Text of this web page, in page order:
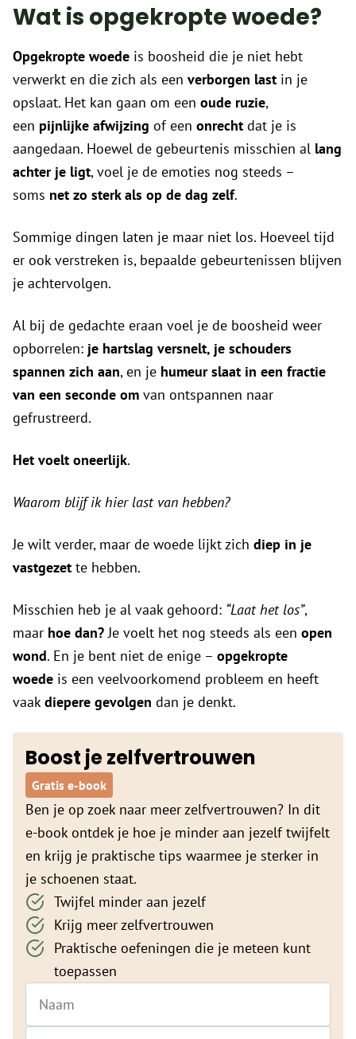
Wat is opgekropte woede?
Opgekropte woede is boosheid die je niet hebt
verwerkt en die zich als een verborgen last in je
opslaat. Het kan gaan om een oude ruzie,
een pijnlijke afwijzing of een onrecht dat je is
aangedaan. Hoewel de gebeurtenis misschien al lang
achter je ligt, voel je de emoties nog steeds –
soms net zo sterk als op de dag zelf.
Sommige dingen laten je maar niet los. Hoeveel tijd
er ook verstreken is, bepaalde gebeurtenissen blijven
je achtervolgen.
Al bij de gedachte eraan voel je de boosheid weer
opborrelen: je hartslag versnelt, je schouders
spannen zich aan, en je humeur slaat in een fractie
van een seconde om van ontspannen naar
gefrustreerd.
Het voelt oneerlijk.
Waarom blijf ik hier last van hebben?
Je wilt verder, maar de woede lijkt zich diep in je
vastgezet te hebben.
Misschien heb je al vaak gehoord: “Laat het los”,
maar hoe dan?Je voelt het nog steeds als een open
wond. En je bent niet de enige – opgekropte
woede is een veelvoorkomend probleem en heeft
vaakdiepere gevolgen dan je denkt.
Boost je zelfvertrouwen
Gratis e-book
Ben je op zoek naar meer zelfvertrouwen? In dit
e-book ontdek je hoe je minder aan jezelf twijfelt
en krijg je praktische tips waarmee je sterker in
je schoenen staat.
Twijfel minder aan jezelf
Krijg meer zelfvertrouwen
Praktische oefeningen die je meteen kunt
toepassen